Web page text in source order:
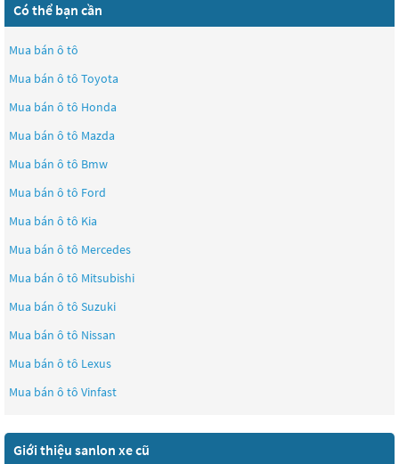
Có thể bạn cần
Mua bán ô tô
Mua bán ô tô Toyota
Mua bán ô tô Honda
Mua bán ô tô Mazda
Mua bán ô tô Bmw
Mua bán ô tô Ford
Mua bán ô tô Kia
Mua bán ô tô Mercedes
Mua bán ô tô Mitsubishi
Mua bán ô tô Suzuki
Mua bán ô tô Nissan
Mua bán ô tô Lexus
Mua bán ô tô Vinfast
Giới thiệu sanlon xe cũ